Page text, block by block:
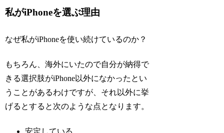
私がiPhoneを選ぶ理由
なぜ私がiPhoneを使い続けているのか？
もちろん、海外にいたので自分が納得で
きる選択肢がiPhone以外になかったとい
うことがあるわけですが、それ以外に挙
げるとすると次のような点となります。